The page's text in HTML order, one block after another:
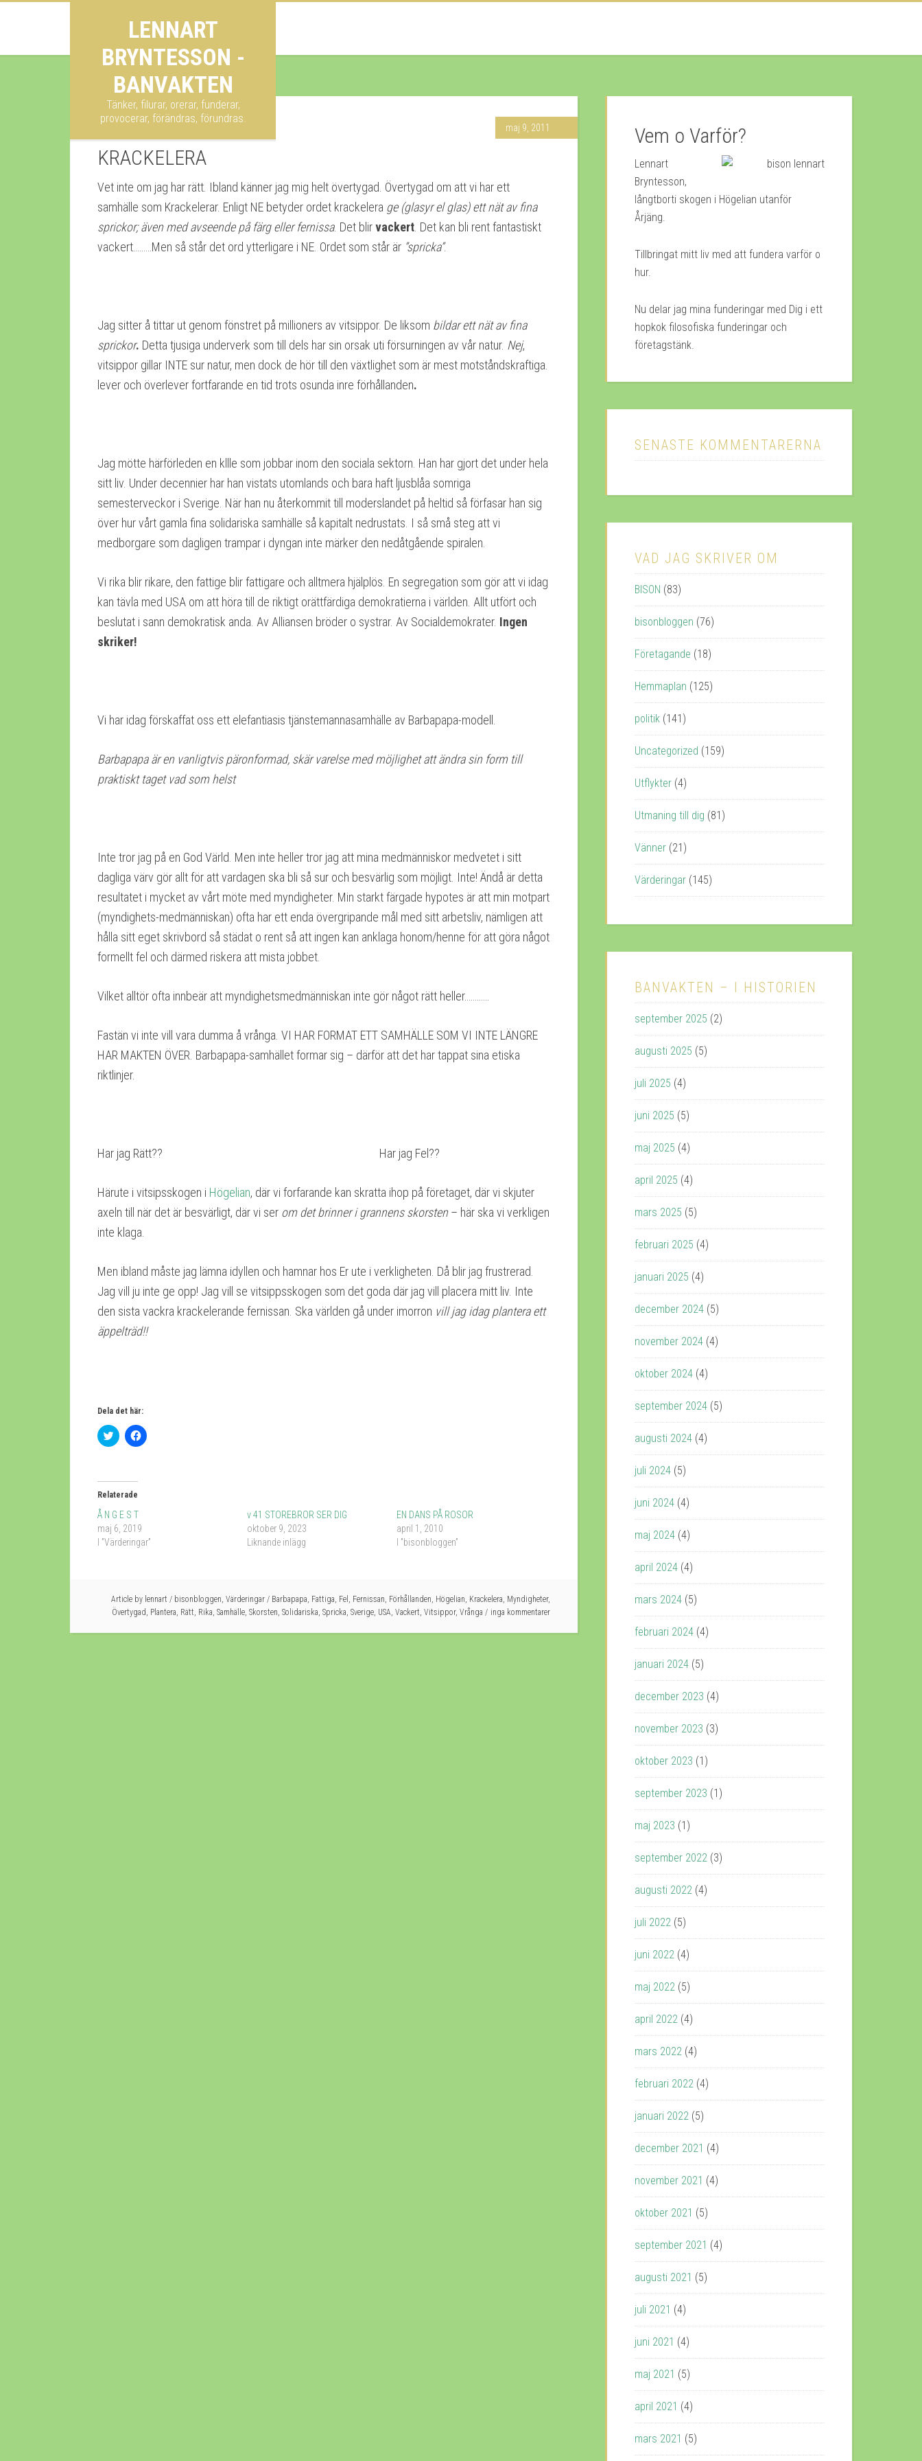
LENNART
BRYNTESSON -
BANVAKTEN
Tänker, filurar, orerar, funderar,
provocerar, förändras, förundras.
maj 9, 2011
KRACKELERA
Vet inte om jag har rätt. Ibland känner jag mig helt övertygad. Övertygad om att vi har ett
samhälle som Krackelerar. Enligt NE betyder ordet krackelera ge (glasyr el glas) ett nät av fina
sprickor; även med avseende på färg eller fernissa. Det blirvackert . Det kan bli rent fantastiskt
vackert………Men så står det ord ytterligare i NE. Ordet som står är ”spricka”.
Jag sitter å tittar ut genom fönstret på millioners av vitsippor. De liksom bildar ett nät av fina
sprickor. Detta tjusiga underverk som till dels har sin orsak uti försurningen av vår natur. Nej,
vitsippor gillar INTE sur natur, men dock de hör till den växtlighet som är mest motståndskraftiga.
lever och överlever fortfarande en tid trots osunda inre förhållanden.
Jag mötte härförleden en kllle som jobbar inom den sociala sektorn. Han har gjort det under hela
sitt liv. Under decennier har han vistats utomlands och bara haft ljusblåa somriga
semesterveckor i Sverige. När han nu återkommit till moderslandet på heltid så förfasar han sig
över hur vårt gamla fina solidariska samhälle så kapitalt nedrustats. I så små steg att vi
medborgare som dagligen trampar i dyngan inte märker den nedåtgående spiralen.
Vi rika blir rikare, den fattige blir fattigare och alltmera hjälplös. En segregation som gör att vi idag
kan tävla med USA om att höra till de riktigt orättfärdiga demokratierna i världen. Allt utfört och
beslutat i sann demokratisk anda. Av Alliansen bröder o systrar. Av Socialdemokrater. Ingen
skriker!
Vi har idag förskaffat oss ett elefantiasis tjänstemannasamhälle av Barbapapa-modell.
Barbapapa är en vanligtvis päronformad, skär varelse med möjlighet att ändra sin form till
praktiskt taget vad som helst
Inte tror jag på en God Värld. Men inte heller tror jag att mina medmänniskor medvetet i sitt
dagliga värv gör allt för att vardagen ska bli så sur och besvärlig som möjligt. Inte! Ändå är detta
resultatet i mycket av vårt möte med myndigheter. Min starkt färgade hypotes är att min motpart
(myndighets-medmänniskan) ofta har ett enda övergripande mål med sitt arbetsliv, nämligen att
hålla sitt eget skrivbord så städat o rent så att ingen kan anklaga honom/henne för att göra något
formellt fel och därmed riskera att mista jobbet.
Vilket alltör ofta innbeär att myndighetsmedmänniskan inte gör något rätt heller…………
Fastän vi inte vill vara dumma å vrånga. VI HAR FORMAT ETT SAMHÄLLE SOM VI INTE LÄNGRE
HAR MAKTEN ÖVER. Barbapapa-samhället formar sig – därför att det har tappat sina etiska
riktlinjer.
Har jag Rätt?? Har jag Fel??
Härute i vitsipsskogen i Högelian, där vi forfarande kan skratta ihop på företaget, där vi skjuter
axeln till när det är besvärligt, där vi ser om det brinner i grannens skorsten– här ska vi verkligen
inte klaga.
Men ibland måste jag lämna idyllen och hamnar hos Er ute i verkligheten. Då blir jag frustrerad.
Jag vill ju inte ge opp! Jag vill se vitsippsskogen som det goda där jag vill placera mitt liv. Inte
den sista vackra krackelerande fernissan. Ska världen gå under imorron vill jag idag plantera ett
äppelträd!!
Dela det här:
Klicka
för
Twitter
i
nytt
fönster)
Klicka
för
Relaterade
Å N G E S T
maj 6, 2019
I ”Värderingar”
v 41 STOREBROR SER DIG
oktober 9, 2023
Liknande inlägg
EN DANS PÅ ROSOR
april 1, 2010
I ”bisonbloggen”
Article by lennart / bisonbloggen, Värderingar / Barbapapa, Fattiga, Fel , Fernissan, Förhållanden, Högelian, Krackelera, Myndigheter,
Övertygad, Plantera, Rätt, Rika, Samhälle, Skorsten, Solidariska, Spricka, Sverige, USA, Vackert, Vitsippor, Vrånga inga kommentarer
Vem o Varför?
Lennart
Bryntesson,
långtborti skogen i Högelian utanför
Årjäng.
Tillbringat mitt liv med att fundera varför o
hur.
Nu delar jag mina funderingar med Dig i ett
hopkok filosofiska funderingar och
företagstänk.
SENASTE KOMMENTARERNA
VAD JAG SKRIVER OM
BISON (83)
bisonbloggen (76)
Företagande (18)
Hemmaplan (125)
politik (141)
Uncategorized (159)
Utflykter (4)
Utmaning till dig (81)
Vänner (21)
Värderingar (145)
BANVAKTEN – I HISTORIEN
september 2025 (2)
augusti 2025 (5)
juli 2025 (4)
juni 2025 (5)
maj 2025 (4)
april 2025 (4)
mars 2025 (5)
februari 2025 (4)
januari 2025 (4)
december 2024 (5)
november 2024 (4)
oktober 2024 (4)
september 2024 (5)
augusti 2024 (4)
juli 2024 (5)
juni 2024 (4)
maj 2024 (4)
april 2024 (4)
mars 2024 (5)
februari 2024 (4)
januari 2024 (5)
december 2023 (4)
november 2023 (3)
oktober 2023 (1)
september 2023 (1)
maj 2023 (1)
september 2022 (3)
augusti 2022 (4)
juli 2022 (5)
juni 2022 (4)
maj 2022 (5)
april 2022 (4)
mars 2022 (4)
februari 2022 (4)
januari 2022 (5)
december 2021 (4)
november 2021 (4)
oktober 2021 (5)
september 2021 (4)
augusti 2021 (5)
juli 2021 (4)
juni 2021 (4)
maj 2021 (5)
april 2021 (4)
mars 2021 (5)